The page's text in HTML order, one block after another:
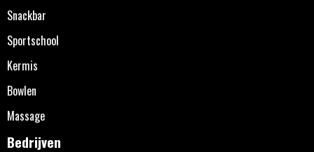
Snackbar
Sportschool
Kermis
Bowlen
Massage
Bedrijven